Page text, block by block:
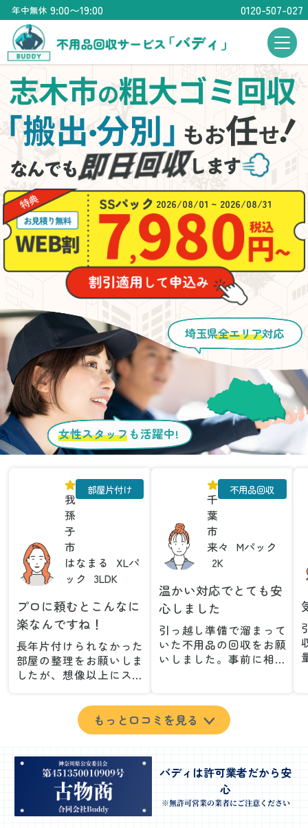
年中無休 9:00〜19:00 0120-507-027
志木市の粗大ゴミ回収
搬出・分別」もお任せ
2026/08/01 ~ 2026/08/31
女性スタッフ も活躍中!
埼玉県全エリア対応
我
孫
子
市
はなまる
XLパ
ック
3LDK
部屋片付け
プロに頼むとこんなに
楽なんですね！
長年片付けられなかった
部屋の整理をお願いしま
したが、想像以上にスム
が集めた物や古い家具が
多く、自分たちだけでは
どうにもならない状態で
んが手際よく片付けてく
れたので、部屋が驚くほ
どスッキリしました。自
分では手が回らなかった
場所も含め、プロの力を
千
葉
市
来々
Mパック
2K
不用品回収
温かい対応でとても安
心しました
引っ越し準備で溜まって
いた不用品の回収をお願
いしました。事前に相談
とができました。特に、
古い家具や壊れた家電な
ど、処分が難しいものが
きました。
当日は2名のスタッフが来
てくださり、作業の流れ
もっと口コミを見る
バディは許可業者だから安
心
※無許可営業の業者にご注意ください